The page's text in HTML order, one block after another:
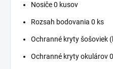
Nosiče 0 kusov
Rozsah bodovania 0 ks
Ochranné kryty šošoviek
Ochranné kryty okulárov